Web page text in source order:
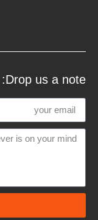
Drop us a note: